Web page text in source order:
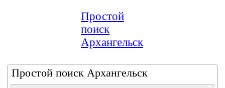
Простой
поиск
Архангельск
Простой поиск Архангельск